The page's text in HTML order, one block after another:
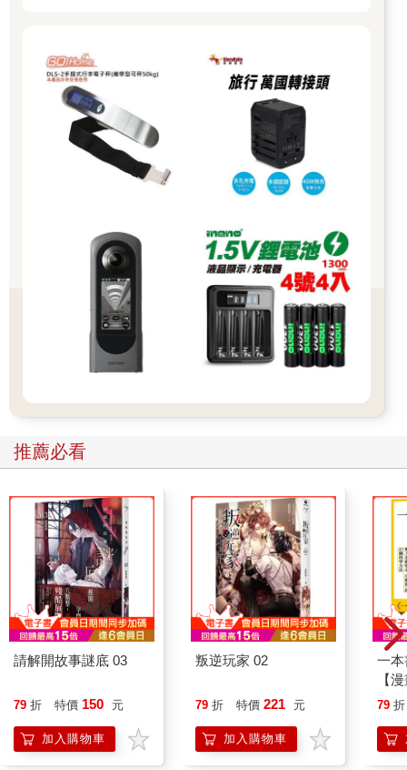
推薦必看
請解開故事謎底 03
79 折 特價 150 元
加入購物車
叛逆玩家 02
79 折 特價 221 元
加入購物車
一
【
行
「
學方
79 折